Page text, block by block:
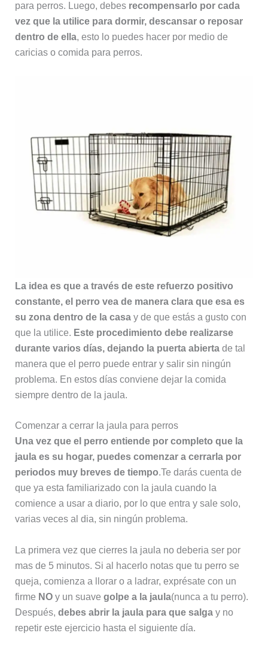
para perros. Luego, debes recompensarlo por cada
vez que la utilice para dormir, descansar o reposar
dentro de ella, esto lo puedes hacer por medio de
caricias o comida para perros.
La idea es que a través de este refuerzo positivo
constante, el perro vea de manera clara que esa es
su zona dentro de la casay de que estás a gusto con
que la utilice. Este procedimiento debe realizarse
durante varios días, dejando la puerta abiertade tal
manera que el perro puede entrar y salir sin ningún
problema. En estos días conviene dejar la comida
siempre dentro de la jaula.
Comenzar a cerrar la jaula para perros
Una vez que el perro entiende por completo que la
jaula es su hogar, puedes comenzar a cerrarla por
periodos muy breves de tiempo.Te darás cuenta de
que ya esta familiarizado con la jaula cuando la
comience a usar a diario, por lo que entra y sale solo,
varias veces al dia, sin ningún problema.
La primera vez que cierres la jaula no deberia ser por
mas de 5 minutos. Si al hacerlo notas que tu perro se
queja, comienza a llorar o a ladrar, exprésate con un
firme NOy un suave golpe a la jaula(nunca a tu perro).
Después, debes abrir la jaula para que salgay no
repetir este ejercicio hasta el siguiente día.